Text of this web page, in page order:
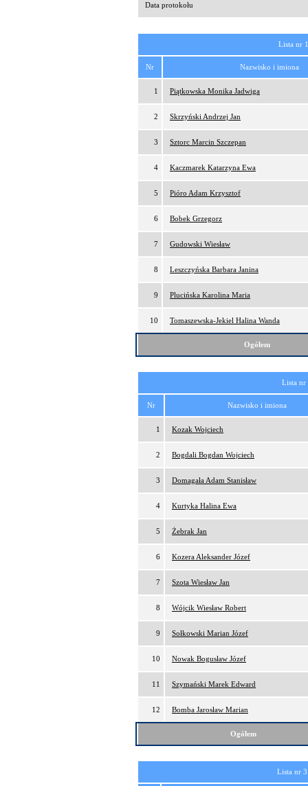
Data protokołu
Lista nr
Nr Nazwisko i imiona
1 Piątkowska Monika Jadwiga
2 Skrzyński Andrzej Jan
3 Sztorc Marcin Szczepan
4 Kaczmarek Katarzyna Ewa
5 Pióro Adam Krzysztof
6 Bobek Grzegorz
7 Gudowski Wiesław
8 Leszczyńska Barbara Janina
9 Plucińska Karolina Maria
10 Tomaszewska-Jekiel Halina Wanda
Ogółem
Lista
Nr Nazwisko i imiona
1 Kozak Wojciech
2 Bogdali Bogdan Wojciech
3 Domagała Adam Stanisław
4 Kurtyka Halina Ewa
5 Żebrak Jan
6 Kozera Aleksander Józef
7 Szota Wiesław Jan
8 Wójcik Wiesław Robert
9 Sołkowski Marian Józef
10 Nowak Bogusław Józef
11 Szymański Marek Edward
12 Bomba Jarosław Marian
Ogółem
Lista nr